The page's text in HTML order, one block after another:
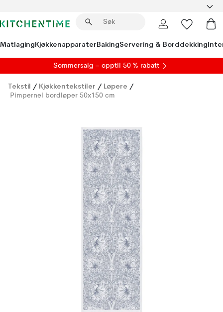
MatlagingKjøkkenapparaterBakingServering & Borddekking
Sommersalg – opptil 50 % rabatt
Tekstil / Kjøkkentekstiler / Løpere /
Pimpernel bordløper 50x150 cm